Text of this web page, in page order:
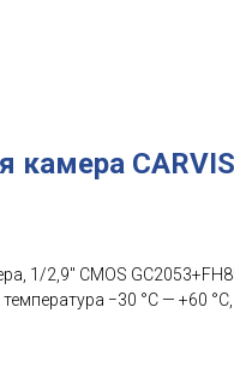
камера
1/2,9'' CMOS
−30 °С — +60